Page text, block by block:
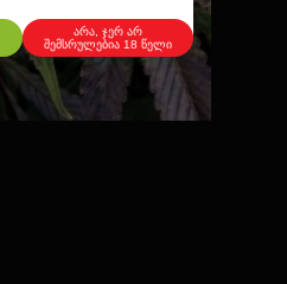
არა, ჯერ არ
შემსრულებია 18 წელი